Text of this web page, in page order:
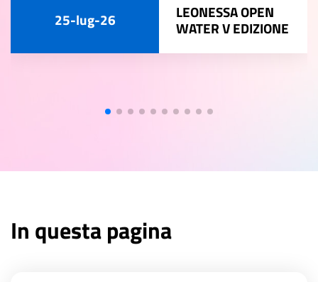
25-lug-26 LEONESSA OPEN
WATER V EDIZIONE
In questa pagina